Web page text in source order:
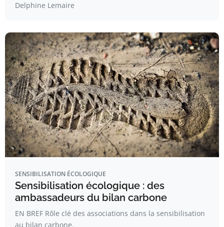
Delphine Lemaire
SENSIBILISATION ÉCOLOGIQUE
Sensibilisation écologique : des
ambassadeurs du bilan carbone
EN BREF Rôle clé des associations dans la sensibilisation
au bilan carbone.